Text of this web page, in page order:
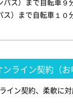
パス）まで自転車
ス）まで自転車１
ライン契約（お
イン契約、柔軟に